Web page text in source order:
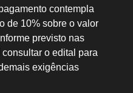
contempla
de 10% sobre o valor
previsto nas
o edital para
exigências